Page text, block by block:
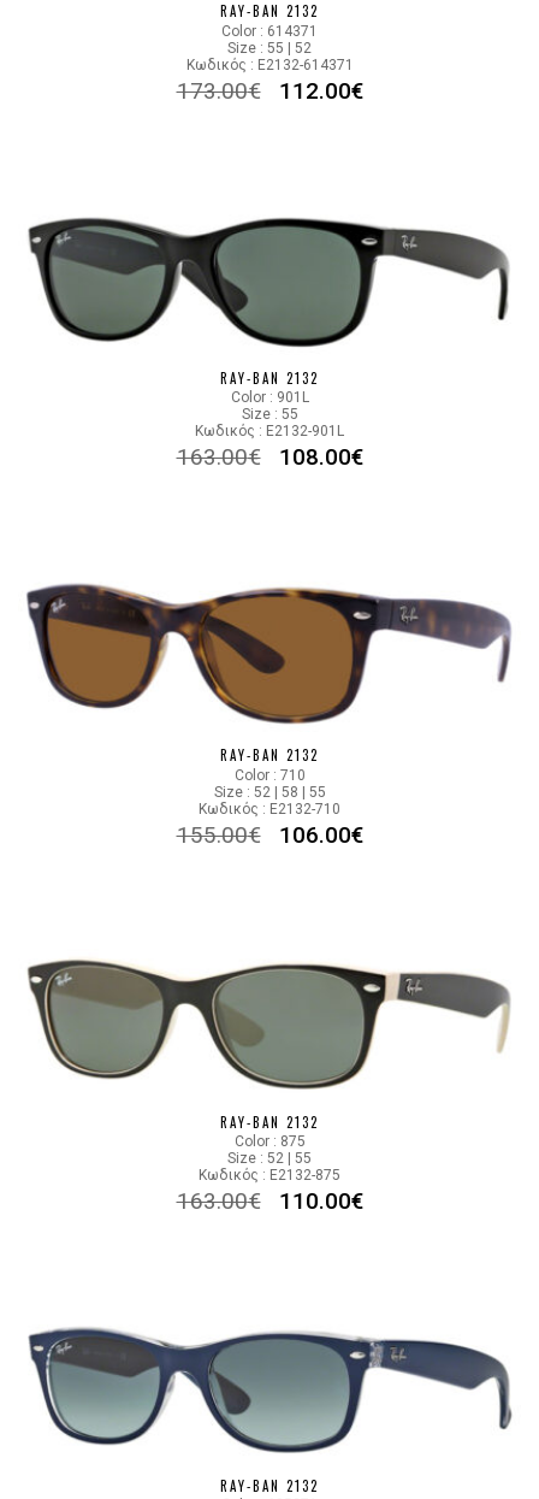
RAY-BAN 2132
Color : 614371
Size : 55 | 52
Κωδικός : E2132-614371
173.00€ 112.00€
RAY-BAN 2132
Color : 901L
Size : 55
Κωδικός : E2132-901L
163.00€ 108.00€
RAY-BAN 2132
Color : 710
Size : 52 | 58 | 55
Κωδικός : E2132-710
155.00€ 106.00€
RAY-BAN 2132
Color : 875
Size : 52 | 55
Κωδικός : E2132-875
163.00€ 110.00€
RAY-BAN 2132